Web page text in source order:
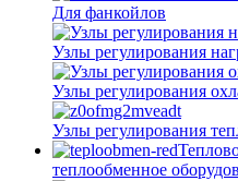
Для фанкойлов
Узлы регулирования
Узлы регулирования
Узлы регулирования
теплообменное